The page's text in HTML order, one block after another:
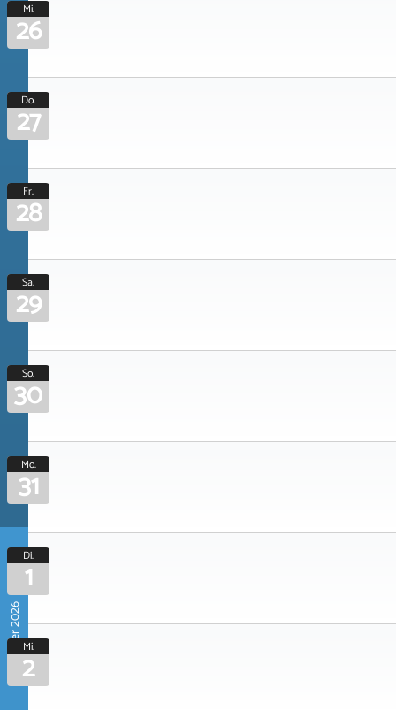
Mi.
26
Do.
27
Fr.
28
Sa.
29
So.
30
Mo.
31
September 2026
Di.
1
Mi.
2